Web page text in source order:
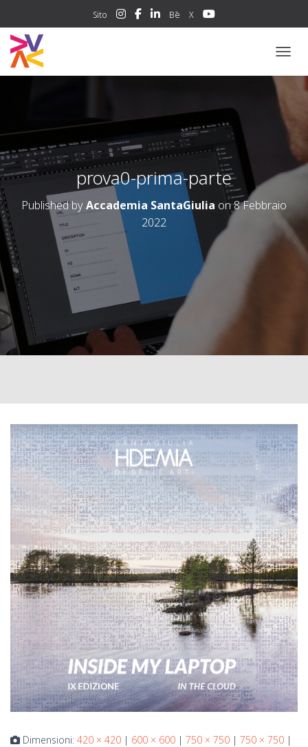
Sito Bē X
prova0-prima-parte
Published byAccademia SantaGiulia on8 Febbraio
2022
Dimensioni: 420 × 420 | 600 × 600 | 750 × 750 | 750 × 750 |